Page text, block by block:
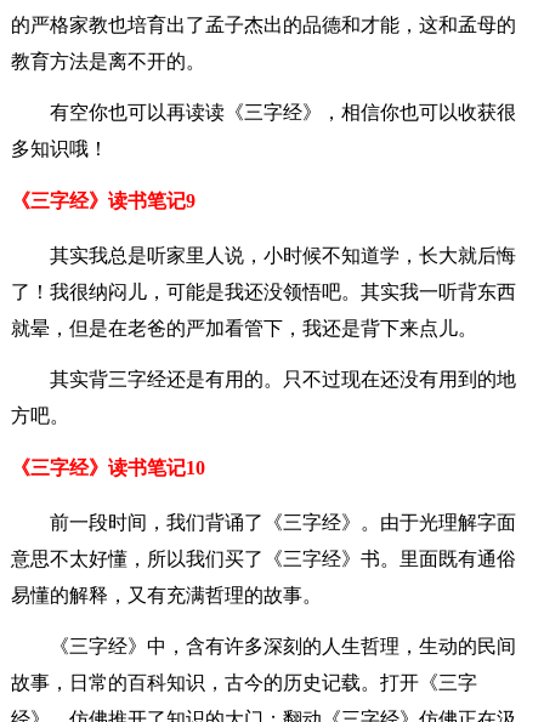
的严格家教也培育出了孟子杰出的品德和才能，这和孟母的
教育方法是离不开的。
有空你也可以再读读《三字经》，相信你也可以收获很
多知识哦！
《三字经》读书笔记9
其实我总是听家里人说，小时候不知道学，长大就后悔
了！我很纳闷儿，可能是我还没领悟吧。其实我一听背东西
就晕，但是在老爸的严加看管下，我还是背下来点儿。
其实背三字经还是有用的。只不过现在还没有用到的地
方吧。
《三字经》读书笔记10
前一段时间，我们背诵了《三字经》。由于光理解字面
意思不太好懂，所以我们买了《三字经》书。里面既有通俗
易懂的解释，又有充满哲理的故事。
《三字经》中，含有许多深刻的人生哲理，生动的民间
故事，日常的百科知识，古今的历史记载。打开《三字